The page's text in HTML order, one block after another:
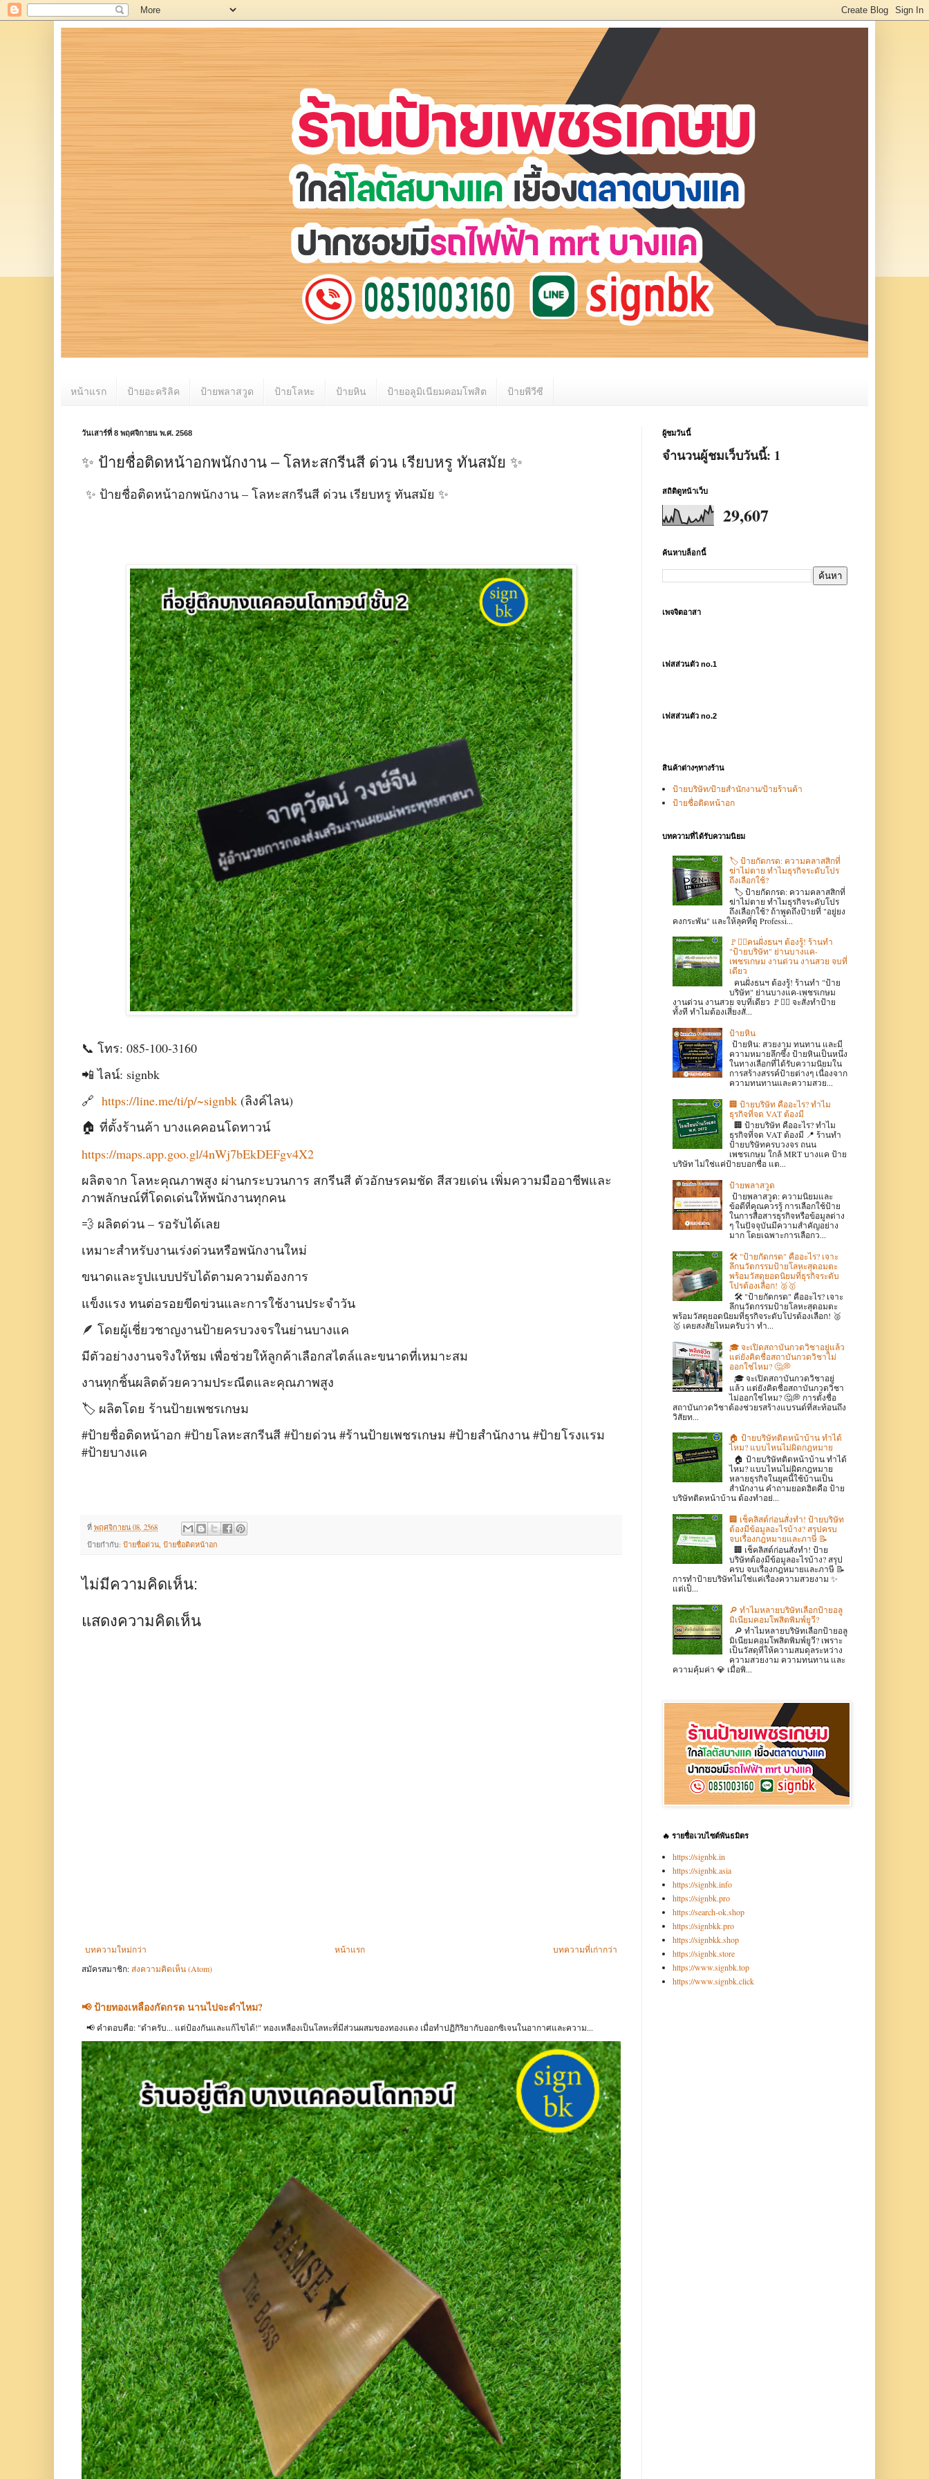
หน้าแรก ป้ายอะคริลิค ป้ายพลาสวูด ป้ายโลหะ ป้ายหิน ป้ายอลูมิเนียมคอมโพสิต ป้ายพีวีซี
วันเสาร์ที่ 8 พฤศจิกายน พ.ศ. 2568
✨ ป้ายชื่อติดหน้าอกพนักงาน – โลหะสกรีนสี ด่วน เรียบหรู ทันสมัย ✨
✨ ป้ายชื่อติดหน้าอกพนักงาน – โลหะสกรีนสี ด่วน เรียบหรู ทันสมัย ✨
📞 โทร: 085-100-3160
📲 ไลน์: signbk
🔗 https://line.me/ti/p/~signbk (ลิงค์ไลน)
🏠 ที่ตั้งร้านค้า บางแคคอนโดทาวน์
https://maps.app.goo.gl/4nWj7bEkDEFgv4X2
ผลิตจาก โลหะคุณภาพสูง ผ่านกระบวนการ สกรีนสี ตัวอักษรคมชัด สีสวยเด่น เพิ่มความมืออาชีพและ
ภาพลักษณ์ที่โดดเด่นให้พนักงานทุกคน
💨 ผลิตด่วน – รอรับได้เลย
เหมาะสำหรับงานเร่งด่วนหรือพนักงานใหม่
ขนาดและรูปแบบปรับได้ตามความต้องการ
แข็งแรง ทนต่อรอยขีดข่วนและการใช้งานประจำวัน
🪶 โดยผู้เชี่ยวชาญงานป้ายครบวงจรในย่านบางแค
มีตัวอย่างงานจริงให้ชม เพื่อช่วยให้ลูกค้าเลือกสไตล์และขนาดที่เหมาะสม
งานทุกชิ้นผลิตด้วยความประณีตและคุณภาพสูง
🏷️ ผลิตโดย ร้านป้ายเพชรเกษม
#ป้ายชื่อติดหน้าอก #ป้ายโลหะสกรีนสี #ป้ายด่วน #ร้านป้ายเพชรเกษม #ป้ายสำนักงาน #ป้ายโรงแรม
#ป้ายบางแค
ที่ พฤศจิกายน 08, 2568
ป้ายกำกับ: ป้ายชื่อด่วน, ป้ายชื่อติดหน้าอก
ไม่มีความคิดเห็น:
แสดงความคิดเห็น
บทความใหม่กว่า บทความที่เก่ากว่า
หน้าแรก
สมัครสมาชิก:ส่งความคิดเห็น (Atom)
📢 ป้ายทองเหลืองกัดกรด นานไปจะดำไหม?
📢 คำตอบคือ: "ดำครับ... แต่ป้องกันและแก้ไขได้!" ทองเหลืองเป็นโลหะที่มีส่วนผสมของทองแดง เมื่อทำปฏิกิริยากับออกซิเจนในอากาศและความ...
ผู้ชมวันนี้
จำนวนผู้ชมเว็บวันนี้: 1
สถิติดูหน้าเว็บ
29,607
ค้นหาบล็อกนี้
เพจจิตอาสา
เฟสส่วนตัว no.1
เฟสส่วนตัว no.2
สินค้าต่างๆทางร้าน
ป้ายบริษัท/ป้ายสำนักงาน/ป้ายร้านค้า
ป้ายชื่อติดหน้าอก
บทความที่ได้รับความนิยม
🏷️ ป้ายกัดกรด: ความคลาสสิกที่
ฆ่าไม่ตาย ทำไมธุรกิจระดับโปร
ถึงเลือกใช้?
🏷️ ป้ายกัดกรด: ความคลาสสิกที่
ฆ่าไม่ตาย ทำไมธุรกิจระดับโปร
ถึงเลือกใช้? ถ้าพูดถึงป้ายที่ "อยู่ยง
คงกระพัน" และให้ลุคที่ดู Professi...
🚩👷‍♂️คนฝั่งธนฯ ต้องรู้! ร้านทำ
"ป้ายบริษัท" ย่านบางแค-
เพชรเกษม งานด่วน งานสวย จบที่
เดียว
คนฝั่งธนฯ ต้องรู้! ร้านทำ "ป้าย
บริษัท" ย่านบางแค-เพชรเกษม
งานด่วน งานสวย จบที่เดียว 🚩👷‍♂️ จะสั่งทำป้าย
ทั้งที ทำไมต้องเสี่ยงสั่...
ป้ายหิน
ป้ายหิน: สวยงาม ทนทาน และมี
ความหมายลึกซึ้ง ป้ายหินเป็นหนึ่ง
ในทางเลือกที่ได้รับความนิยมใน
การสร้างสรรค์ป้ายต่างๆ เนื่องจาก
ความทนทานและความสวย...
🏢 ป้ายบริษัท คืออะไร? ทำไม
ธุรกิจที่จด VAT ต้องมี
🏢 ป้ายบริษัท คืออะไร? ทำไม
ธุรกิจที่จด VAT ต้องมี 📍 ร้านทำ
ป้ายบริษัทครบวงจร ถนน
เพชรเกษม ใกล้ MRT บางแค ป้าย
บริษัท ไม่ใช่แค่ป้ายบอกชื่อ แต...
ป้ายพลาสวูด
ป้ายพลาสวูด: ความนิยมและ
ข้อดีที่คุณควรรู้ การเลือกใช้ป้าย
ในการสื่อสารธุรกิจหรือข้อมูลต่าง
ๆ ในปัจจุบันมีความสำคัญอย่าง
มาก โดยเฉพาะการเลือกว...
🛠️ "ป้ายกัดกรด" คืออะไร? เจาะ
ลึกนวัตกรรมป้ายโลหะสุดอมตะ
พร้อมวัสดุยอดนิยมที่ธุรกิจระดับ
โปรต้องเลือก! 🥈🥇
🛠️ "ป้ายกัดกรด" คืออะไร? เจาะ
ลึกนวัตกรรมป้ายโลหะสุดอมตะ
พร้อมวัสดุยอดนิยมที่ธุรกิจระดับโปรต้องเลือก! 🥈
🥇 เคยสงสัยไหมครับว่า ทำ...
🎓 จะเปิดสถาบันกวดวิชาอยู่แล้ว
แต่ยังคิดชื่อสถาบันกวดวิชาไม่
ออกใช่ไหม? 🤔💭
🎓 จะเปิดสถาบันกวดวิชาอยู่
แล้ว แต่ยังคิดชื่อสถาบันกวดวิชา
ไม่ออกใช่ไหม? 🤔💭 การตั้งชื่อ
สถาบันกวดวิชาต้องช่วยรสร้างแบรนด์ที่สะท้อนถึง
วิสัยท...
🏠 ป้ายบริษัทติดหน้าบ้าน ทำได้
ไหม? แบบไหนไม่ผิดกฎหมาย
🏠 ป้ายบริษัทติดหน้าบ้าน ทำได้
ไหม? แบบไหนไม่ผิดกฎหมาย
หลายธุรกิจในยุคนี้ใช้บ้านเป็น
สำนักงาน คำถามยอดฮิตคือ ป้าย
บริษัทติดหน้าบ้าน ต้องทำอย่...
🏢 เช็คลิสต์ก่อนสั่งทำ! ป้ายบริษัท
ต้องมีข้อมูลอะไรบ้าง? สรุปครบ
จบเรื่องกฎหมายและภาษี 📝
🏢 เช็คลิสต์ก่อนสั่งทำ! ป้าย
บริษัทต้องมีข้อมูลอะไรบ้าง? สรุป
ครบ จบเรื่องกฎหมายและภาษี 📝
การทำป้ายบริษัทไม่ใช่แค่เรื่องความสวยงาม ✨
แต่เป็...
🔎 ทำไมหลายบริษัทเลือกป้ายอลู
มิเนียมคอมโพสิตพิมพ์ยูวี?
🔎 ทำไมหลายบริษัทเลือกป้ายอลู
มิเนียมคอมโพสิตพิมพ์ยูวี? เพราะ
เป็นวัสดุที่ให้ความสมดุลระหว่าง
ความสวยงาม ความทนทาน และ
ความคุ้มค่า 💎 เมื่อพิ...
🔥 รายชื่อเวบไซต์พันธมิตร
https://signbk.in
https://signbk.asia
https://signbk.info
https://signbk.pro
https://search-ok.shop
https://signbkk.pro
https://signbkk.shop
https://signbk.store
https://www.signbk.top
https://www.signbk.click